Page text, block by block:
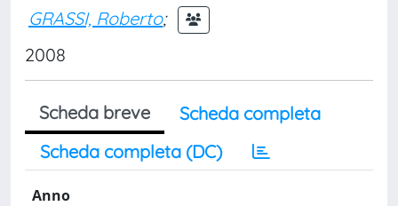
GRASSI, Roberto;
2008
Scheda breve
Scheda completa
Scheda completa (DC)
Anno